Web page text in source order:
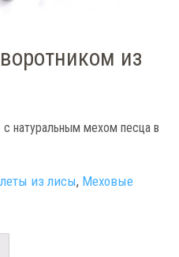
из
с натуральным мехом песца в
из лисы, Меховые